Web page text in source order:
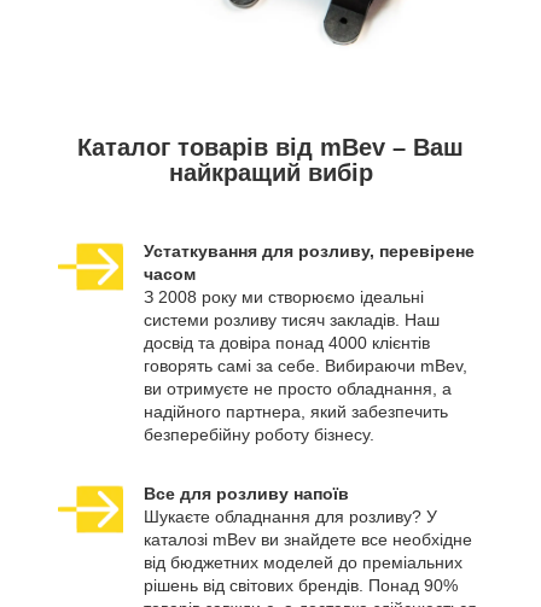
Каталог товарів від mBev – Ваш
найкращий вибір
Устаткування для розливу, перевірене
часом
З 2008 року ми створюємо ідеальні
системи розливу тисяч закладів. Наш
досвід та довіра понад 4000 клієнтів
говорять самі за себе. Вибираючи mBev,
ви отримуєте не просто обладнання, а
надійного партнера, який забезпечить
безперебійну роботу бізнесу.
Все для розливу напоїв
Шукаєте обладнання для розливу? У
каталозі mBev ви знайдете все необхідне
від бюджетних моделей до преміальних
рішень від світових брендів. Понад 90%